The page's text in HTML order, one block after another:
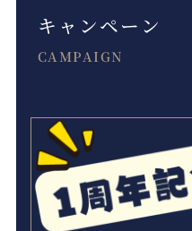
キャンペーン
CAMPAIGN